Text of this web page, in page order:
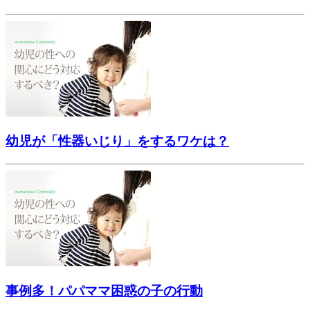
幼児が「性器いじり」をするワケは？
事例多！パパママ困惑の子の行動